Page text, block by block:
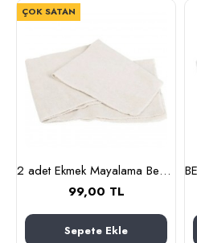
ÇOK SATAN
2 adet Ekmek Mayalama Bezi 50x70 cm, %100 Pamuk Amerikan Pasa Bezi
99,00 TL
Sepete Ekle